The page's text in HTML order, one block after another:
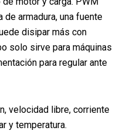
armadura, una fuente
disipar más con
solo sirve para máquinas
para regular ante
velocidad libre, corriente
y temperatura.